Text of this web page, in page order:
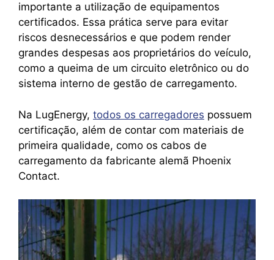
importante a utilização de equipamentos
certificados. Essa prática serve para evitar
riscos desnecessários e que podem render
grandes despesas aos proprietários do veículo,
como a queima de um circuito eletrônico ou do
sistema interno de gestão de carregamento.
Na LugEnergy, todos os carregadores possuem
certificação, além de contar com materiais de
primeira qualidade, como os cabos de
carregamento da fabricante alemã Phoenix
Contact.